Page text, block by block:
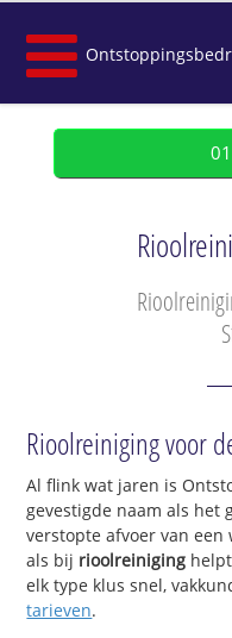
Rioolreiniging voor
Al flink wat jaren is
gevestigde naam als het
verstopte afvoer van een
als bij rioolreiniging
elk type klus snel,
tarieven.